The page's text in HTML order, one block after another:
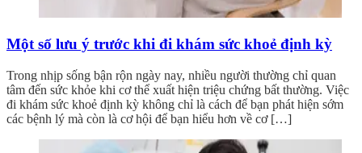
Một số lưu ý trước khi đi khám sức khoẻ định kỳ
Trong nhịp sống bận rộn ngày nay, nhiều người thường chỉ quan
tâm đến sức khỏe khi cơ thể xuất hiện triệu chứng bất thường. Việc
đi khám sức khoẻ định kỳ không chỉ là cách để bạn phát hiện sớm
các bệnh lý mà còn là cơ hội để bạn hiểu hơn về cơ […]